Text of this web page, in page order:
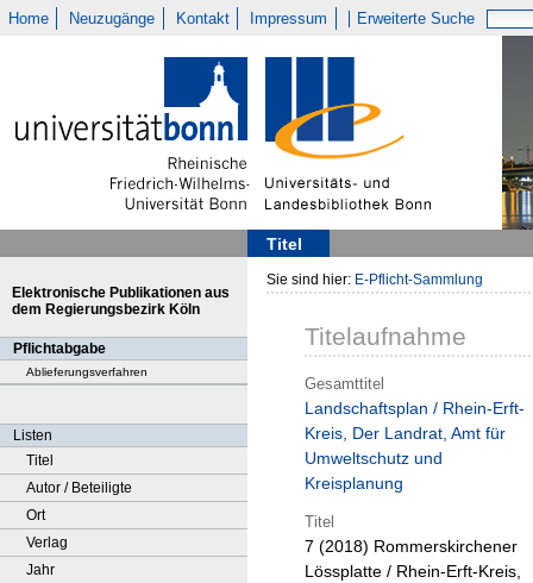
Home Neuzugänge Kontakt Impressum Erweiterte Suche
Titel
Elektronische Publikationen aus
dem Regierungsbezirk Köln
Pflichtabgabe
Ablieferungsverfahren
Listen
Titel
Autor / Beteiligte
Ort
Verlag
Jahr
Sie sind hier: E-Pflicht-Sammlung
Titelaufnahme
Gesamttitel
Landschaftsplan / Rhein-Erft-
Kreis, Der Landrat, Amt für
Umweltschutz und
Kreisplanung
Titel
7 (2018) Rommerskirchener
Lössplatte / Rhein-Erft-Kreis,